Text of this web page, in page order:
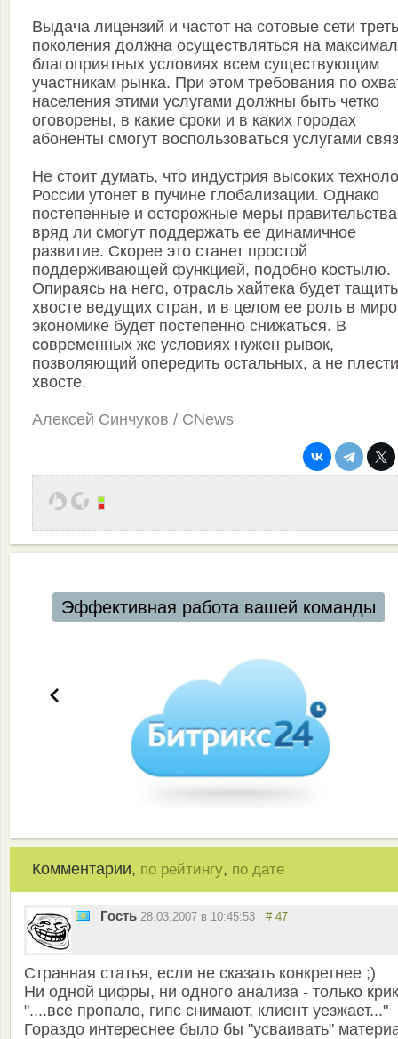
Выдача лицензий и частот на сотовые сети
поколения должна осуществляться на
благоприятных условиях всем существующим
участникам рынка. При этом требования по
населения этими услугами должны быть четко
оговорены, в какие сроки и в каких городах
абоненты смогут воспользоваться услугами
Не стоит думать, что индустрия высоких
России утонет в пучине глобализации. Однако
постепенные и осторожные меры правительства
вряд ли смогут поддержать ее динамичное
развитие. Скорее это станет простой
поддерживающей функцией, подобно костылю.
Опираясь на него, отрасль хайтека будет
хвосте ведущих стран, и в целом ее роль в
экономике будет постепенно снижаться. В
современных же условиях нужен рывок,
позволяющий опередить остальных, а не
хвосте.
Алексей Синчуков / CNews
Эффективная работа вашей команды
Комментарии, по рейтингу, по дате
Гость 28.03.2007 в 10:45:53 # 47
Странная статья, если не сказать конкретнее ;)
Ни одной цифры, ни одного анализа - только
"....все пропало, гипс снимают, клиент уезжает..."
Гораздо интереснее было бы "усваивать"